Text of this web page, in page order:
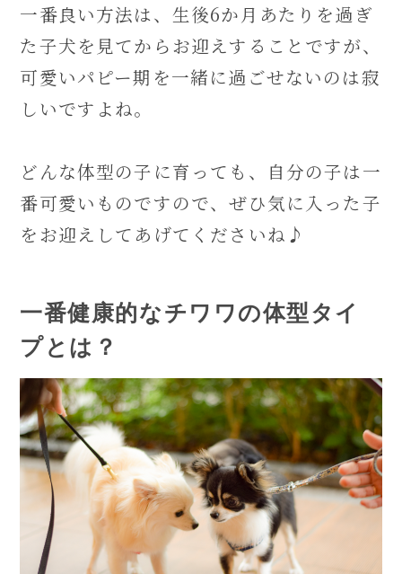
一番良い方法は、生後6か月あたりを過ぎ
た子犬を見てからお迎えすることですが、
可愛いパピー期を一緒に過ごせないのは寂
しいですよね。
どんな体型の子に育っても、自分の子は一
番可愛いものですので、ぜひ気に入った子
をお迎えしてあげてくださいね♪
一番健康的なチワワの体型タイ
プとは？